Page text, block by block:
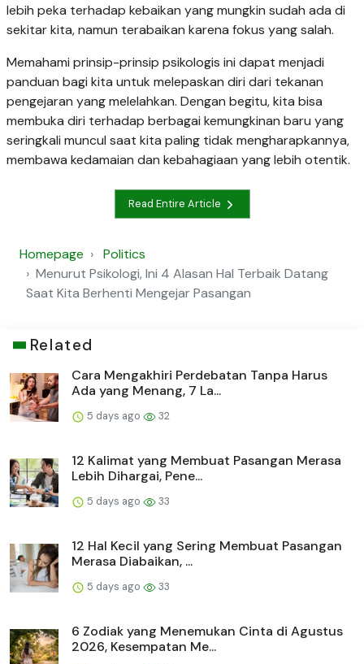
lebih peka terhadap kebaikan yang mungkin sudah ada di
sekitar kita, namun terabaikan karena fokus yang salah.
Memahami prinsip-prinsip psikologis ini dapat menjadi
panduan bagi kita untuk melepaskan diri dari tekanan
pengejaran yang melelahkan. Dengan begitu, kita bisa
membuka diri terhadap berbagai kemungkinan baru yang
seringkali muncul saat kita paling tidak mengharapkannya,
membawa kedamaian dan kebahagiaan yang lebih otentik.
Read Entire Article
Homepage
Politics
Menurut Psikologi, Ini 4 Alasan Hal Terbaik Datang
Saat Kita Berhenti Mengejar Pasangan
Related
Cara Mengakhiri Perdebatan Tanpa Harus
Ada yang Menang, 7 La...
5 days ago 32
12 Kalimat yang Membuat Pasangan Merasa
Lebih Dihargai, Pene...
5 days ago 33
12 Hal Kecil yang Sering Membuat Pasangan
Merasa Diabaikan, ...
5 days ago 33
6 Zodiak yang Menemukan Cinta di Agustus
2026, Kesempatan Me...